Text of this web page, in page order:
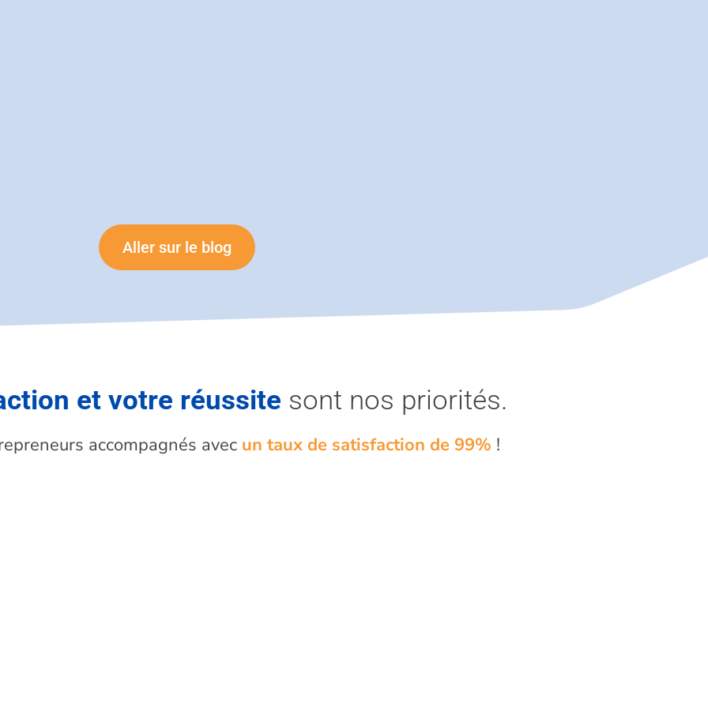
Aller sur le blog
et votre réussite sont nos priorités.
accompagnés avec un taux de satisfaction de 99% !